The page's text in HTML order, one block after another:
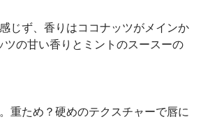
じず、香りはココナッツがメインか
ツの甘い香りとミントのスースーの
重ため？硬めのテクスチャーで唇に